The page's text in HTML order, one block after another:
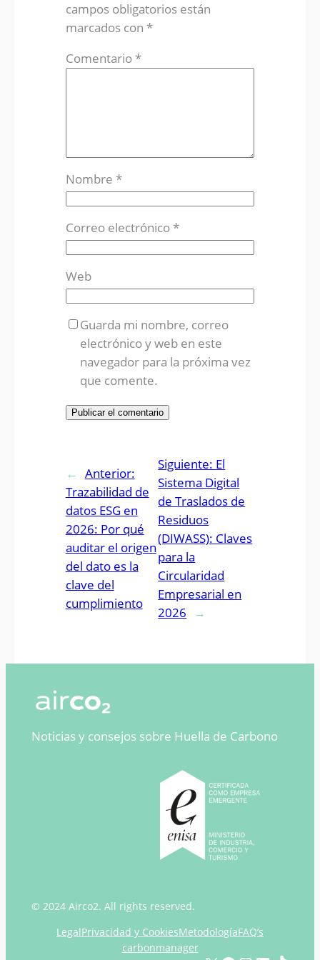
campos obligatorios están
marcados con *
Comentario*
Nombre *
Correo electrónico*
Web
Guarda mi nombre, correo
electrónico y web en este
navegador para la próxima vez
que comente.
← Anterior:
Trazabilidad de
datos ESG en
2026: Por qué
auditar el origen
del dato es la
clave del
cumplimiento
Siguiente: El
Sistema Digital
de Traslados de
Residuos
(DIWASS): Claves
para la
Circularidad
Empresarial en
2026
→
Noticias y consejos sobre Huella de Carbono
© 2024 Airco2. All rights reserved.
LegalPrivacidad y CookiesMetodologíaFAQ’s
carbonmanager